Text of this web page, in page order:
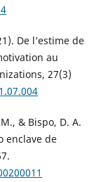
De l’estime de
au
27(3)
& Bispo, D. A.
enclave de